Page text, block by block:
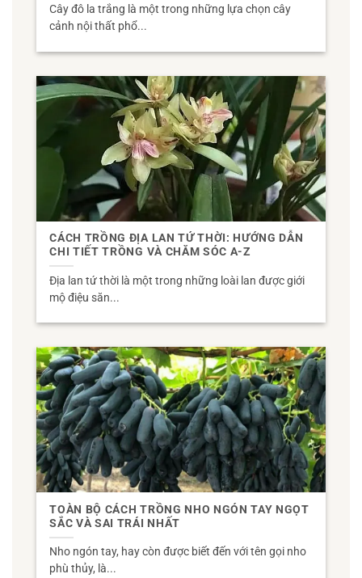
Cây đô la trắng là một trong những lựa chọn cây
cảnh nội thất phổ...
CÁCH TRỒNG ĐỊA LAN TỨ THỜI: HƯỚNG DẪN
CHI TIẾT TRỒNG VÀ CHĂM SÓC A-Z
Địa lan tứ thời là một trong những loài lan được giới
mộ điệu săn...
TOÀN BỘ CÁCH TRỒNG NHO NGÓN TAY NGỌT
SẮC VÀ SAI TRÁI NHẤT
Nho ngón tay, hay còn được biết đến với tên gọi nho
phù thủy, là...